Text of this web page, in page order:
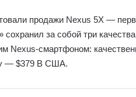
продажи Nexus 5X —
сохранил за собой три
Nexus-смартфоном:
— $379 В США.